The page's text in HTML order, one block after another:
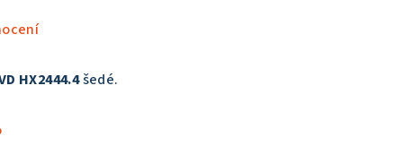
HX2444.4šedé.